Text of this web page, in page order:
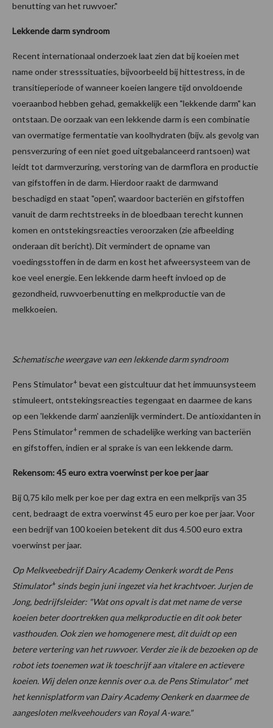
benutting van het ruwvoer."
Lekkende darm syndroom
Recent internationaal onderzoek laat zien dat bij koeien met
name onder stresssituaties, bijvoorbeeld bij hittestress, in de
transitieperiode of wanneer koeien langere tijd onvoldoende
voeraanbod hebben gehad, gemakkelijk een "lekkende darm" kan
ontstaan. De oorzaak van een lekkende darm is een combinatie
van overmatige fermentatie van koolhydraten (bijv. als gevolg van
pensverzuring of een niet goed uitgebalanceerd rantsoen) wat
leidt tot darmverzuring, verstoring van de darmflora en productie
van gifstoffen in de darm. Hierdoor raakt de darmwand
beschadigd en staat "open", waardoor bacteriën en gifstoffen
vanuit de darm rechtstreeks in de bloedbaan terecht kunnen
komen en ontstekingsreacties veroorzaken (zie afbeelding
onderaan dit bericht). Dit vermindert de opname van
voedingsstoffen in de darm en kost het afweersysteem van de
koe veel energie. Een lekkende darm heeft invloed op de
gezondheid, ruwvoerbenutting en melkproductie van de
melkkoeien.
Schematische weergave van een lekkende darm syndroom
Pens Stimulator+ bevat een gistcultuur dat het immuunsysteem
stimuleert, ontstekingsreacties tegengaat en daarmee de kans
op een 'lekkende darm' aanzienlijk vermindert. De antioxidanten in
Pens Stimulator+ remmen de schadelijke werking van bacteriën
en gifstoffen, indien er al sprake is van een lekkende darm.
Rekensom: 45 euro extra voerwinst per koe per jaar
Bij 0,75 kilo melk per koe per dag extra en een melkprijs van 35
cent, bedraagt de extra voerwinst 45 euro per koe per jaar. Voor
een bedrijf van 100 koeien betekent dit dus 4.500 euro extra
voerwinst per jaar.
Op Melkveebedrijf Dairy Academy Oenkerk wordt de Pens
Stimulator+ sinds begin juni ingezet via het krachtvoer. Jurjen de
Jong, bedrijfsleider: "Wat ons opvalt is dat met name de verse
koeien beter doortrekken qua melkproductie en dit ook beter
vasthouden. Ook zien we homogenere mest, dit duidt op een
betere vertering van het ruwvoer. Verder zie ik de bezoeken op de
robot iets toenemen wat ik toeschrijf aan vitalere en actievere
koeien. Wij delen onze kennis over o.a. de Pens Stimulator+met
het kennisplatform van Dairy Academy Oenkerk en daarmee de
aangesloten melkveehouders van Royal A-ware."